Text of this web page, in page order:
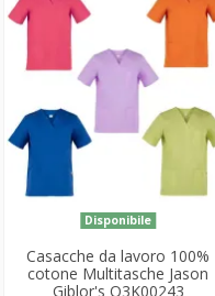
Disponibile
Casacche da lavoro 100%
cotone Multitasche Jason
Giblor's Q3K00243